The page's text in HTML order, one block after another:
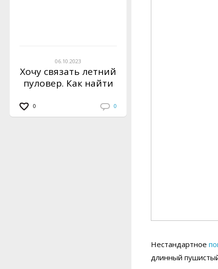
0 0
06.10.2023
Хочу связать летний
пуловер. Как найти
Нестандартное
длинный